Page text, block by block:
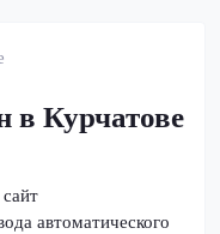
в Курчатове
автоматического